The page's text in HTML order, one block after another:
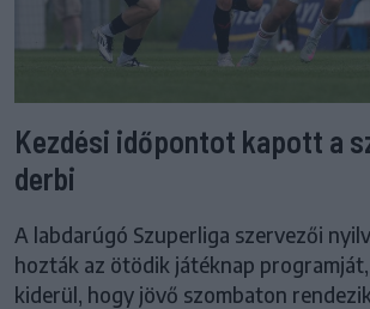
Kezdési időpontot kapott a
derbi
A labdarúgó Szuperliga szervezői
hozták az ötödik játéknap
kiderül, hogy jövő szombaton